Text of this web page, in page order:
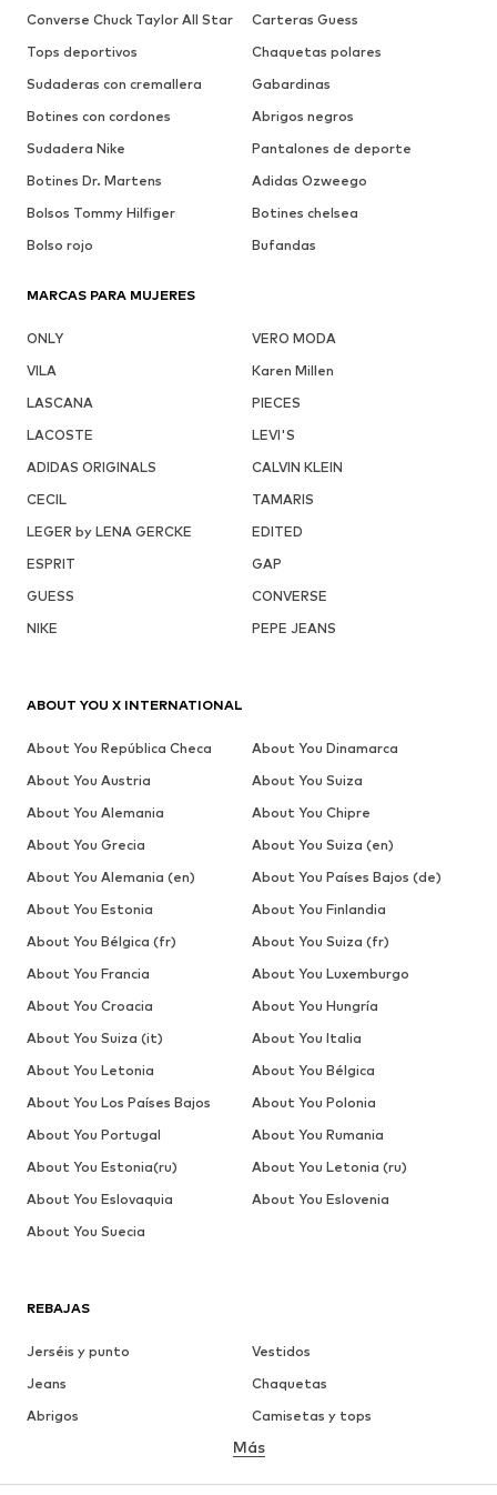
Converse Chuck Taylor All Star
Carteras Guess
Tops deportivos
Chaquetas polares
Sudaderas con cremallera
Gabardinas
Botines con cordones
Abrigos negros
Sudadera Nike
Pantalones de deporte
Botines Dr. Martens
Adidas Ozweego
Bolsos Tommy Hilfiger
Botines chelsea
Bolso rojo
Bufandas
MARCAS PARA MUJERES
ONLY
VERO MODA
VILA
Karen Millen
LASCANA
PIECES
LACOSTE
LEVI'S
ADIDAS ORIGINALS
CALVIN KLEIN
CECIL
TAMARIS
LEGER by LENA GERCKE
EDITED
ESPRIT
GAP
GUESS
CONVERSE
NIKE
PEPE JEANS
REBAJAS
Jerséis y punto
Vestidos
Jeans
Chaquetas
Abrigos
Camisetas y tops
Ropa interior
Faldas
Blusas y camisas
Más
ABOUT YOU X INTERNATIONAL
About You República Checa
About You Dinamarca
About You Austria
About You Suiza
About You Alemania
About You Chipre
About You Grecia
About You Suiza (en)
About You Alemania (en)
About You Países Bajos (de)
About You Estonia
About You Finlandia
About You Bélgica (fr)
About You Suiza (fr)
About You Francia
About You Luxemburgo
About You Croacia
About You Hungría
About You Suiza (it)
About You Italia
About You Letonia
About You Bélgica
About You Los Países Bajos
About You Polonia
About You Portugal
About You Rumania
About You Estonia(ru)
About You Letonia (ru)
About You Eslovaquia
About You Eslovenia
About You Suecia